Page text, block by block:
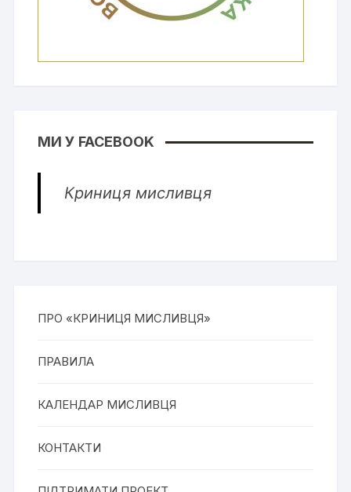
МИ У FACEBOOK
Криниця мисливця
ПРО «КРИНИЦЯ МИСЛИВЦЯ»
ПРАВИЛА
КАЛЕНДАР МИСЛИВЦЯ
КОНТАКТИ